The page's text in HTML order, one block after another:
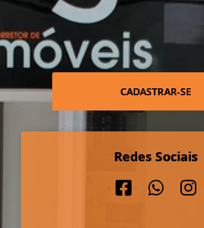
CADASTRAR-SE
Redes Sociais